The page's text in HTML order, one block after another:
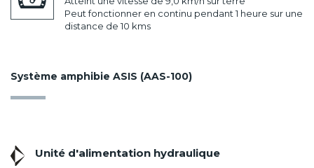
Peut fonctionner en continu pendant 1 heure sur une
distance de 10 kms
Système amphibie ASIS (AAS-100)
Unité d'alimentation hydraulique